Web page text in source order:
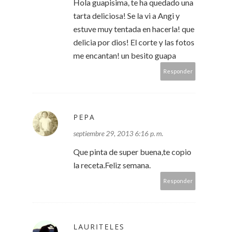
Hola guapisima, te ha quedado una
tarta deliciosa! Se la vi a Angi y
estuve muy tentada en hacerla! que
delicia por dios! El corte y las fotos
me encantan! un besito guapa
Responder
PEPA
septiembre 29, 2013 6:16 p. m.
Que pinta de super buena,te copio
la receta.Feliz semana.
Responder
LAURITELES